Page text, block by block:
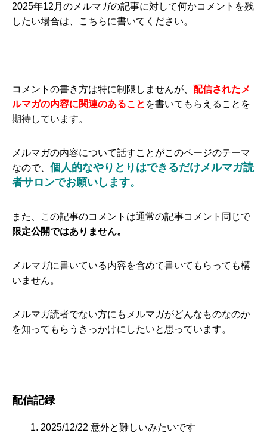
2025年12月のメルマガの記事に対して何かコメントを残
したい場合は、こちらに書いてください。
コメントの書き方は特に制限しませんが、 配信されたメ
ルマガの内容に関連のあること を書いてもらえることを
期待しています。
メルマガの内容について話すことがこのページのテーマ
なので、 個人的なやりとりはできるだけメルマガ読
者サロンでお願いします。
また、この記事のコメントは通常の記事コメント同じで
限定公開ではありません。
メルマガに書いている内容を含めて書いてもらっても構
いません。
メルマガ読者でない方にもメルマガがどんなものなのか
を知ってもらうきっかけにしたいと思っています。
配信記録
2025/12/22 意外と難しいみたいです